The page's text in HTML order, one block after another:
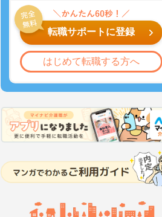
転職サポートに登録
はじめて転職する方へ